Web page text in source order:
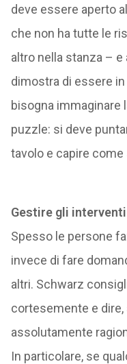
deve essere aperto
che non ha tutte le
altro nella stanza –
dimostra di essere
bisogna immaginare
puzzle: si deve
tavolo e capire
Gestire gli interventi
Spesso le persone
invece di fare
altri. Schwarz
cortesemente e dire,
assolutamente
In particolare, se